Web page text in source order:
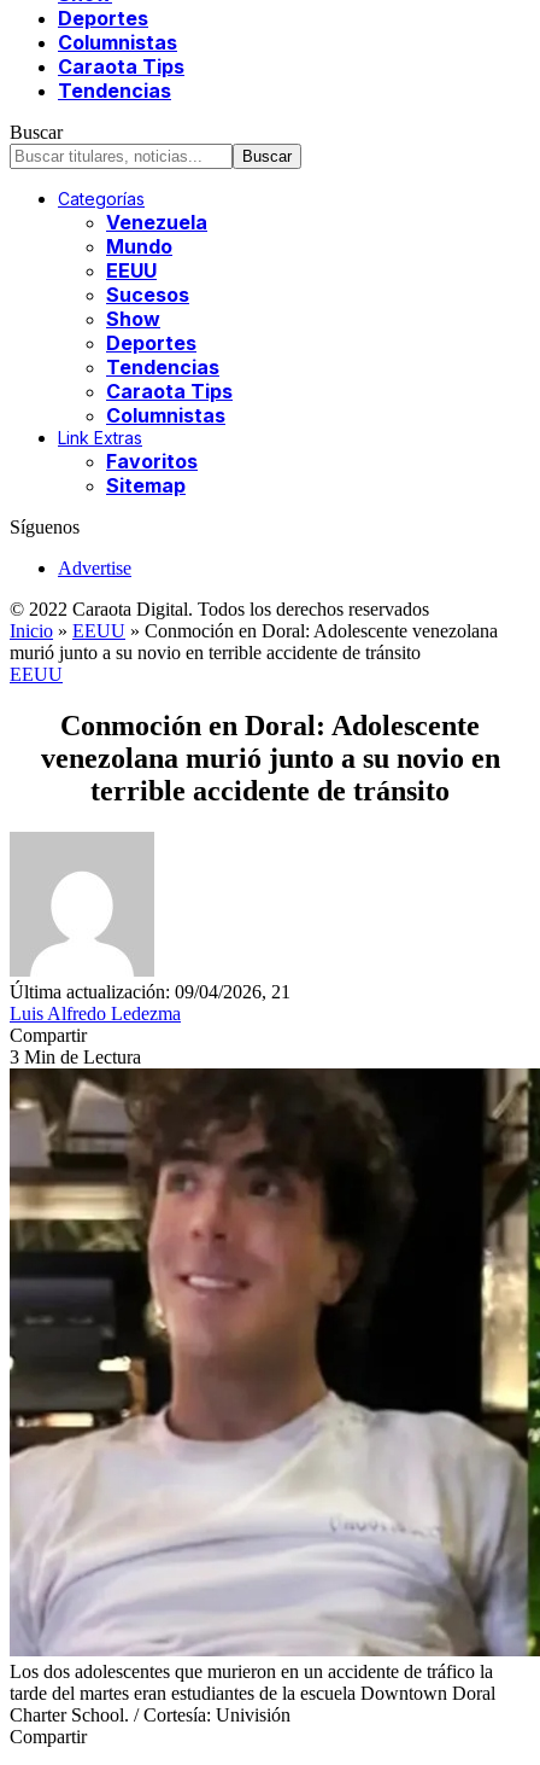
Deportes
Columnistas
Caraota Tips
Tendencias
Buscar
Categorías
Venezuela
Mundo
EEUU
Sucesos
Show
Deportes
Tendencias
Caraota Tips
Columnistas
Link Extras
Favoritos
Sitemap
Síguenos
Advertise
© 2022 Caraota Digital. Todos los derechos reservados
Inicio » EEUU » Conmoción en Doral: Adolescente venezolana
murió junto a su novio en terrible accidente de tránsito
EEUU
Conmoción en Doral: Adolescente
venezolana murió junto a su novio en
terrible accidente de tránsito
Última actualización: 09/04/2026, 21
Luis Alfredo Ledezma
Compartir
3 Min de Lectura
Los dos adolescentes que murieron en un accidente de tráfico la
tarde del martes eran estudiantes de la escuela Downtown Doral
Charter School. / Cortesía: Univisión
Compartir